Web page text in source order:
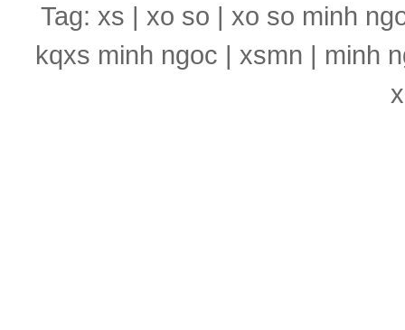
Tag: xs | xo so | xo so minh
kqxs minh ngoc | xsmn | minh